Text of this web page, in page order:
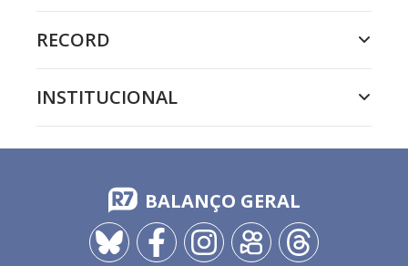
RECORD
INSTITUCIONAL
BALANÇO GERAL